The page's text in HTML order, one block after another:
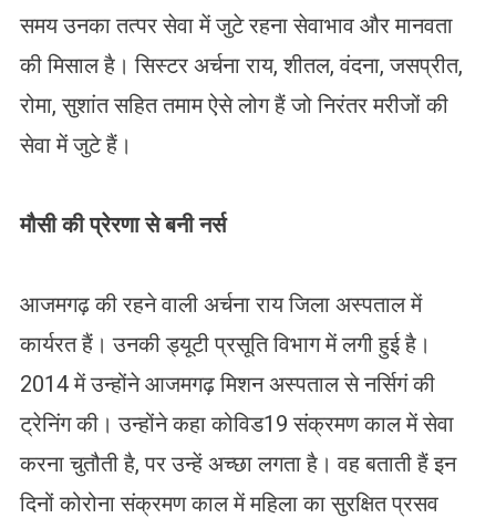
समय उनका तत्पर सेवा में जुटे रहना सेवाभाव और मानवता
की मिसाल है। सिस्टर अर्चना राय, शीतल, वंदना, जसप्रीत,
रोमा, सुशांत सहित तमाम ऐसे लोग हैं जो निरंतर मरीजों की
सेवा में जुटे हैं।
मौसी की प्रेरणा से बनी नर्स
आजमगढ़ की रहने वाली अर्चना राय जिला अस्पताल में
कार्यरत हैं। उनकी ड्यूटी प्रसूति विभाग में लगी हुई है।
2014 में उन्होंने आजमगढ़ मिशन अस्पताल से नर्सिगं की
ट्रेनिंग की। उन्होंने कहा कोविड19 संक्रमण काल में सेवा
करना चुतौती है, पर उन्हें अच्छा लगता है। वह बताती हैं इन
दिनों कोरोना संक्रमण काल में महिला का सुरक्षित प्रसव